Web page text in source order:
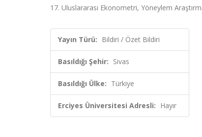
17. Uluslararası Ekonometri, Yöneylem
Yayın Türü: Bildiri / Özet Bildiri
Basıldığı Şehir: Sivas
Basıldığı Ülke: Türkiye
Erciyes Üniversitesi Adresli: Hayır